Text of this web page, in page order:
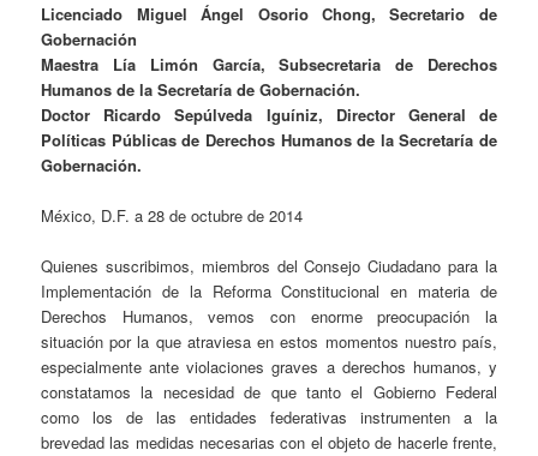
Licenciado Miguel Ángel Osorio Chong, Secretario de
Gobernación
Maestra Lía Limón García, Subsecretaria de Derechos
Humanos de la Secretaría de Gobernación.
Doctor Ricardo Sepúlveda Iguíniz, Director General de
Políticas Públicas de Derechos Humanos de la Secretaría de
Gobernación.
México, D.F. a 28 de octubre de 2014
Quienes suscribimos, miembros del Consejo Ciudadano para la
Implementación de la Reforma Constitucional en materia de
Derechos Humanos, vemos con enorme preocupación la
situación por la que atraviesa en estos momentos nuestro país,
especialmente ante violaciones graves a derechos humanos, y
constatamos la necesidad de que tanto el Gobierno Federal
como los de las entidades federativas instrumenten a la
brevedad las medidas necesarias con el objeto de hacerle frente,